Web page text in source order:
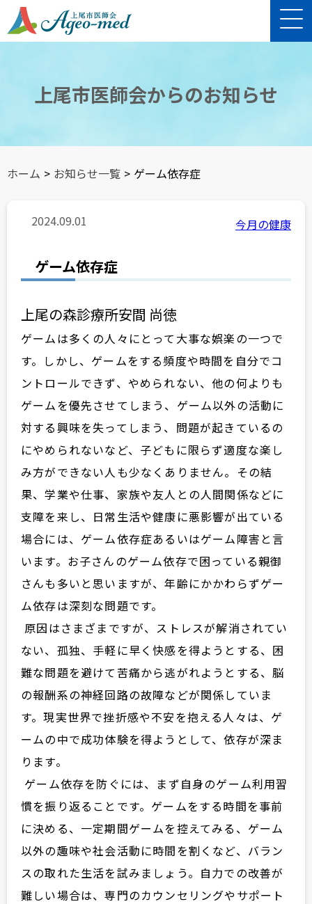
上尾市医師会からのお知らせ
ホーム > お知らせ一覧 > ゲーム依存症
2024.09.01 今月の健康
ゲーム依存症
上尾の森診療所安間 尚徳
ゲームは多くの人々にとって大事な娯楽の一つで
す。しかし、ゲームをする頻度や時間を自分でコ
ントロールできず、やめられない、他の何よりも
ゲームを優先させてしまう、ゲーム以外の活動に
対する興味を失ってしまう、問題が起きているの
にやめられないなど、子どもに限らず適度な楽し
み方ができない人も少なくありません。その結
果、学業や仕事、家族や友人との人間関係などに
支障を来し、日常生活や健康に悪影響が出ている
場合には、ゲーム依存症あるいはゲーム障害と言
います。お子さんのゲーム依存で困っている親御
さんも多いと思いますが、年齢にかかわらずゲー
ム依存は深刻な問題です。
原因はさまざまですが、ストレスが解消されてい
ない、孤独、手軽に早く快感を得ようとする、困
難な問題を避けて苦痛から逃がれようとする、脳
の報酬系の神経回路の故障などが関係していま
す。現実世界で挫折感や不安を抱える人々は、ゲ
ームの中で成功体験を得ようとして、依存が深ま
ります。
ゲーム依存を防ぐには、まず自身のゲーム利用習
慣を振り返ることです。ゲームをする時間を事前
に決める、一定期間ゲームを控えてみる、ゲーム
以外の趣味や社会活動に時間を割くなど、バラン
スの取れた生活を試みましょう。自力での改善が
難しい場合は、専門のカウンセリングやサポート